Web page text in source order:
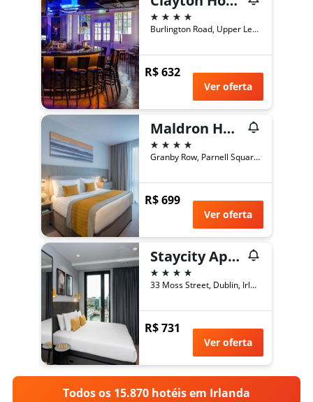
4 estrelas
Burlington Road, Upper Leeson Street, Dublin 4, Dublin, Irlanda
R$ 632
Ver oferta
Maldron Hotel Parnell Square Dublin City
4 estrelas
Granby Row, Parnell Square, 1, Dublin, Irlanda
R$ 699
Ver oferta
Staycity Aparthotels City Quay
4 estrelas
33 Moss Street, Dublin, Irlanda
R$ 731
Ver oferta
Todos os 15.870 hotéis em Irlanda